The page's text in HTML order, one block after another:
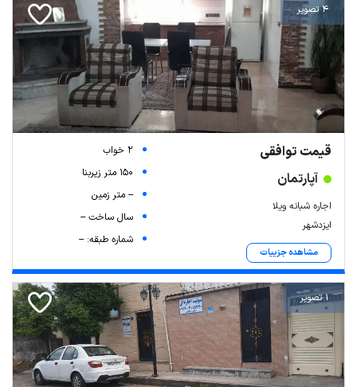
4 تصویر
قیمت توافقی
آپارتمان
اجاره شبانه ویلا
ایزدشهر
مشاهده جزییات
2 خواب
150 متر زیربنا
-- متر زمین
سال ساخت --
شماره طبقه: --
1 تصویر